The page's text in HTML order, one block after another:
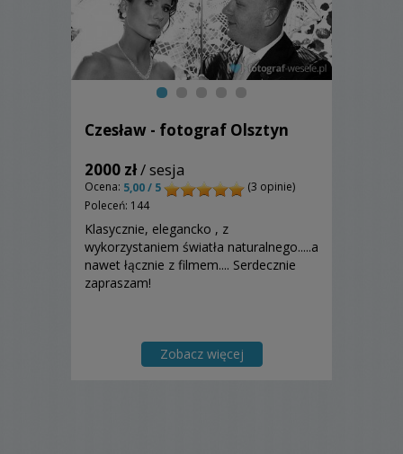
Czesław - fotograf Olsztyn
2000 zł/ sesja
Ocena: 5,00 / 5
(3 opinie)
Poleceń: 144
Klasycznie, elegancko , z
wykorzystaniem światła naturalnego.....a
nawet łącznie z filmem.... Serdecznie
zapraszam!
Zobacz więcej